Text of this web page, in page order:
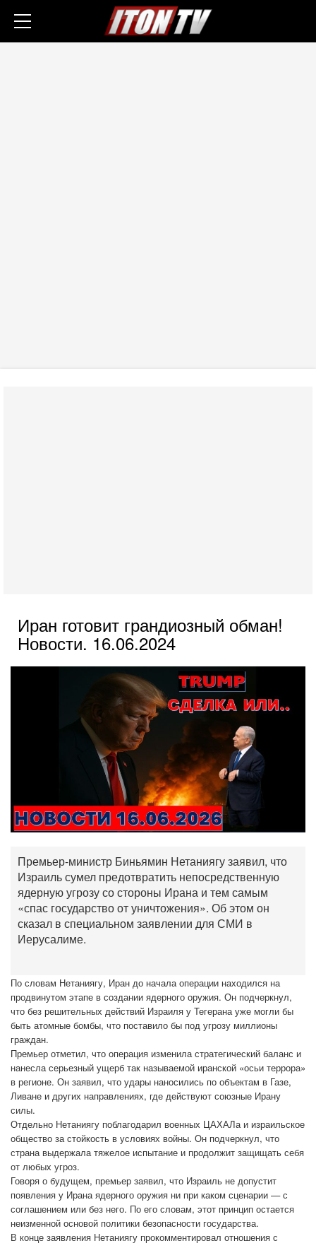
Иран готовит грандиозный обман!
Новости. 16.06.2024
Премьер-министр Биньямин Нетаниягу заявил, что
Израиль сумел предотвратить непосредственную
ядерную угрозу со стороны Ирана и тем самым
«спас государство от уничтожения». Об этом он
сказал в специальном заявлении для СМИ в
Иерусалиме.
По словам Нетаниягу, Иран до начала операции находился на
продвинутом этапе в создании ядерного оружия. Он подчеркнул,
что без решительных действий Израиля у Тегерана уже могли бы
быть атомные бомбы, что поставило бы под угрозу миллионы
граждан.
Премьер отметил, что операция изменила стратегический баланс и
нанесла серьезный ущерб так называемой иранской «осьи террора»
в регионе. Он заявил, что удары наносились по объектам в Газе,
Ливане и других направлениях, где действуют союзные Ирану
силы.
Отдельно Нетаниягу поблагодарил военных ЦАХАЛа и израильское
общество за стойкость в условиях войны. Он подчеркнул, что
страна выдержала тяжелое испытание и продолжит защищать себя
от любых угроз.
Говоря о будущем, премьер заявил, что Израиль не допустит
появления у Ирана ядерного оружия ни при каком сценарии — с
соглашением или без него. По его словам, этот принцип остается
неизменной основой политики безопасности государства.
В конце заявления Нетаниягу прокомментировал отношения с